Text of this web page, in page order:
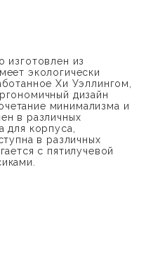
изготовлен из
экологически
Хи Уэллингом,
дизайн
минимализма и
в различных
для корпуса,
в различных
с пятилучевой